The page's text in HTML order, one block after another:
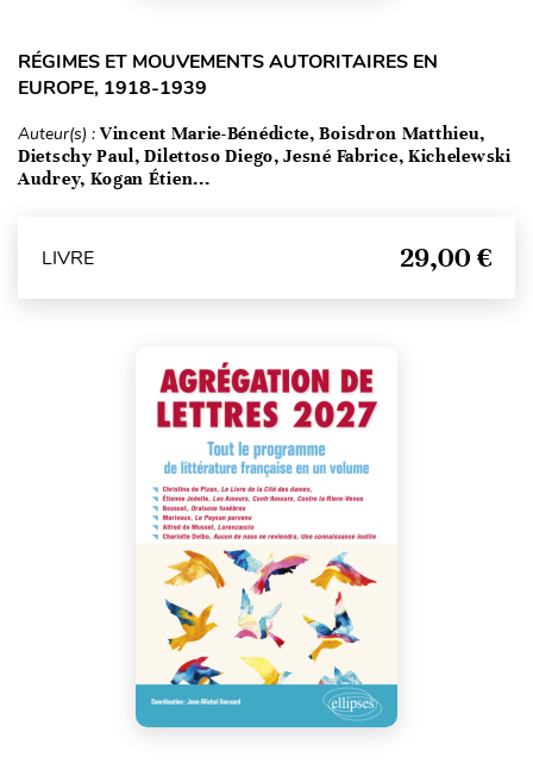
RÉGIMES ET MOUVEMENTS AUTORITAIRES EN
EUROPE, 1918-1939
Auteur(s) : Vincent Marie-Bénédicte, Boisdron Matthieu,
Dietschy Paul, Dilettoso Diego, Jesné Fabrice, Kichelewski
Audrey, Kogan Étien...
LIVRE 29,00 €